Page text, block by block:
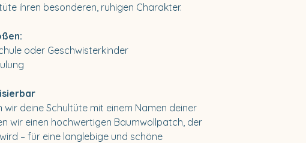
ihren besonderen, ruhigen Charakter.
oder Geschwisterkinder
wir deine Schultüte mit einem Namen deiner
wir einen hochwertigen Baumwollpatch, der
– für eine langlebige und schöne